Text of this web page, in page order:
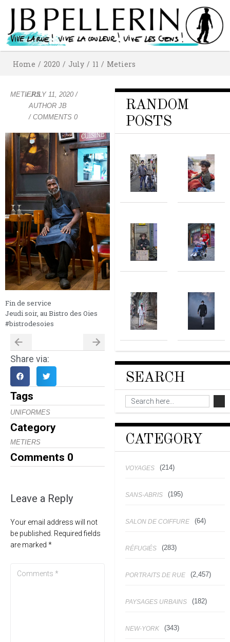
Home / 2020 / July / 11 / Metiers
METIERS
/JULY 11, 2020 /
AUTHORJB
/ COMMENTS 0
Fin de service
Jeudi soir, au Bistro des Oies
#bistrodesoies
Share via:
Tags
UNIFORMES
Category
METIERS
Comments 0
Leave a Reply
Your email address will not
be published. Required fields
are marked *
RANDOM
POSTS
SEARCH
CATEGORY
VOYAGES (214)
SANS-ABRIS (195)
SALON DE COIFFURE (64)
RÉFUGIÉS (283)
PORTRAITS DE RUE (2,457)
PAYSAGES URBAINS (182)
NEW-YORK (343)